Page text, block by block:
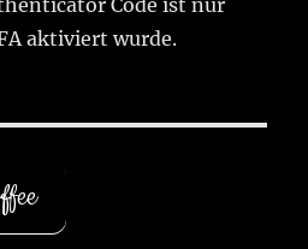
Code ist nur
aktiviert wurde.